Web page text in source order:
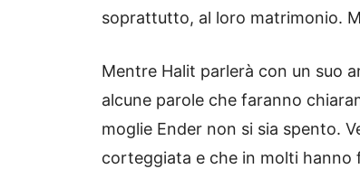
soprattutto, al loro matrimonio.
Mentre Halit parlerà con un suo
alcune parole che faranno
moglie Ender non si sia spento.
corteggiata e che in molti